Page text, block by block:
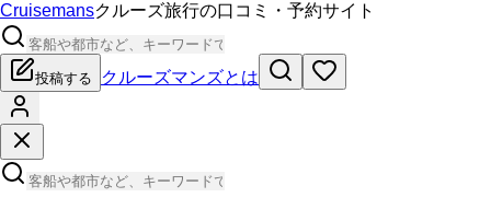
Cruisemansクルーズ旅行の口コミ・予約サイト
投稿する クルーズマンズとは